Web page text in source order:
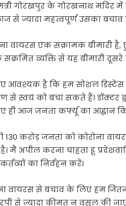
गोरखपुर के गोरखनाथ मंदिर में
से ज्यादा महत्वपूर्ण उसका बचाव
वायरस एक संक्रामक बीमारी है,
संक्रमित व्यक्ति से यह बीमारी
आवश्यक है कि हम सोशल डिस्टेंस
से स्वयं को बचा सकते हैं। डॉक्टर
ही आज जनता कर्फ्यू का आह्वान
130 करोड़ जनता को कोरोना
मैं अपील करना चाहता हूं
का निर्वहन करें।
वायरस से बचाव के लिए हम
से ज्यादा कीमत न वसूल की